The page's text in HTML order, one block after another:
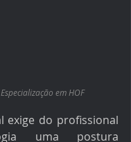
em HOF
exige do profissional
uma postura